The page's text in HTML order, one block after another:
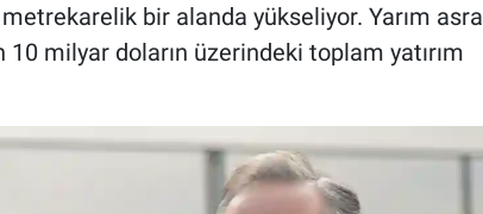
bir alanda yükseliyor. Yarım asra
milyar doların üzerindeki toplam yatırım